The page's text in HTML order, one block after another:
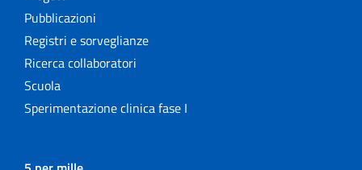
Pubblicazioni
Registri e sorveglianze
Ricerca collaboratori
Scuola
Sperimentazione clinica fase I